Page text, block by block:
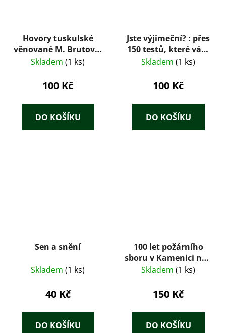
Hovory tuskulské
věnované M. Brutovi :
knihy patery
Skladem (1 ks)
100 Kč
DO KOŠÍKU
Jste výjimeční? : přes
150 testů, které vám
pomohou objevit a
přirozenou
Skladem (1 ks)
100 Kč
DO KOŠÍKU
Sen a snění
Skladem (1 ks)
40 Kč
DO KOŠÍKU
100 let požárního
sboru v Kamenici nad
Lipou 1875 - 1975
Skladem (1 ks)
150 Kč
DO KOŠÍKU